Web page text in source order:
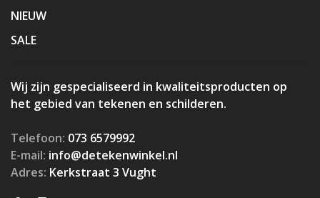
NIEUW
SALE
Wij zijn gespecialiseerd in kwaliteitsproducten op
het gebied van tekenen en schilderen.
Telefoon: 073 6579992
E-mail: info@detekenwinkel.nl
Adres: Kerkstraat 3 Vught